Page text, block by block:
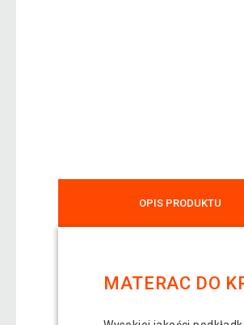
OPIS PRODUKTU
MATERAC DO